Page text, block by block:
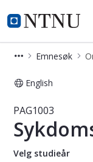
NTNU Hjemmeside
Studier
Emnesøk
English
Emne -
PAG1003
Velg studieår